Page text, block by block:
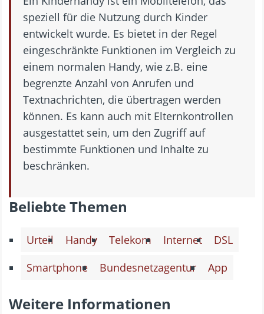
speziell für die Nutzung durch Kinder
entwickelt wurde. Es bietet in der Regel
eingeschränkte Funktionen im Vergleich zu
einem normalen Handy, wie z.B. eine
begrenzte Anzahl von Anrufen und
Textnachrichten, die übertragen werden
können. Es kann auch mit Elternkontrollen
ausgestattet sein, um den Zugriff auf
bestimmte Funktionen und Inhalte zu
beschränken.
Beliebte Themen
Urteil Handy Telekom Internet
DSL
Smartphone
Bundesnetzagentur App
Weitere Informationen